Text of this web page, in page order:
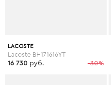
LACOSTE
Lacoste BH171616YT
-30%
16 730 руб.